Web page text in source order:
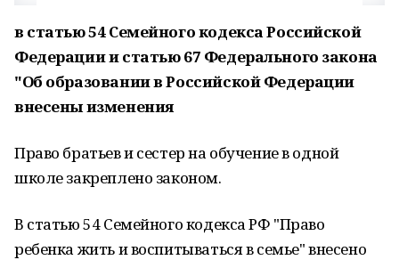
в статью 54 Семейного кодекса Российской
Федерации и статью 67 Федерального закона
"Об образовании в Российской Федерации
внесены изменения
Право братьев и сестер на обучение в одной
школе закреплено законом.
В статью 54 Семейного кодекса РФ "Право
ребенка жить и воспитываться в семье" внесено